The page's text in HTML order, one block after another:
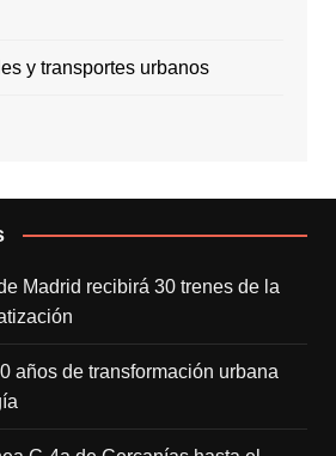
y transportes urbanos
Madrid recibirá 30 trenes de la
años de transformación urbana